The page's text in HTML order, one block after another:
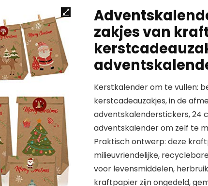
zakjes van
Kerstkalender om te vullen:
kerstcadeauzakjes, in de
adventskalenderstickers, 24
adventskalender om zelf te
Praktisch ontwerp: deze
milieuvriendelijke,
voor levensmiddelen,
kraftpapier zijn ongedeld,